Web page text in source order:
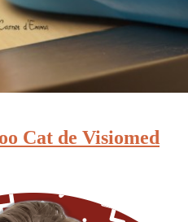
Cat de Visiomed